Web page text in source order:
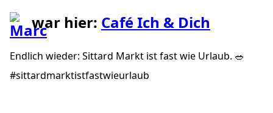
war hier: Café Ich & Dich
Endlich wieder: Sittard Markt ist fast wie Urlaub. 🥗
#sittardmarktistfastwieurlaub